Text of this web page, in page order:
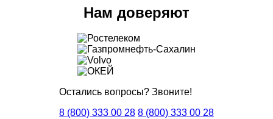
Нам доверяют
Остались вопросы? Звоните!
8 (800) 333 00 28 8 (800) 333 00 28